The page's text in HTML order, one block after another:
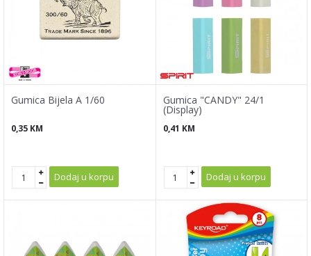
Gumica Bijela A 1/60
0,35 KM
Dodaj u korpu
Gumica "CANDY" 24/1
(Display)
0,41 KM
Dodaj u korpu